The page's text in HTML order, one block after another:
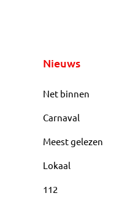
Nieuws
Net binnen
Carnaval
Meest gelezen
Lokaal
112